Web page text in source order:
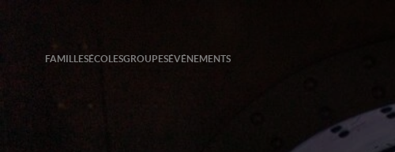
FAMILLESÉCOLESGROUPESÉVÉNEMENTS